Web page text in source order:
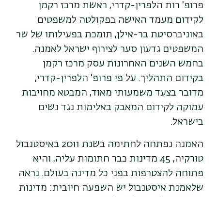
פרופ' רות הלפרין-קדרי, ראשת מרכז רקמן
לקידום מעמד האישה בפקולטה למשפטים
באוניברסיטת בר-אילן, תומכת בפעילותו של שר
המשפטים גדעון סער לצירוף ישראל לאמנה.
בחמש השנים האחרונות עסק מרכז רקמן
בקידום התהליך. על פי פרופ' הלפרין-קדרי,
מדובר בצעד משמעותי מאוד, המבטא מחויבות
עמוקה לקידום המאבק באלימות נגד נשים
בישראל.
האמנה נפתחה לחתימה בשנת 2011 באיסטנבול
טורקיה, 45 מדינות כבר חתומות עליה, והיא
פתוחה להצטרפות בפני כל מדינה בעולם. נראה
שלאמנת איסטנבול יש השפעה חיובית: מדינות